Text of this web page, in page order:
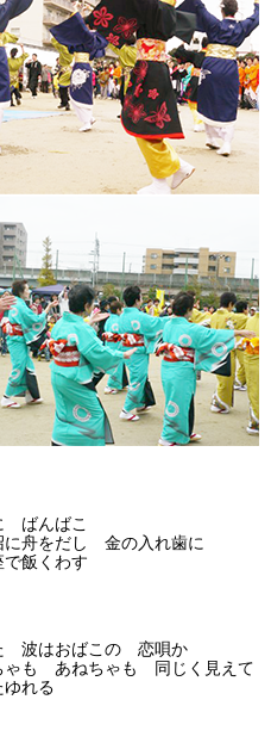
ばんばこ
舟をだし 金の入れ歯に
飯くわす
波はおばこの 恋唄か
も あねちゃも 同じく見えて
れる